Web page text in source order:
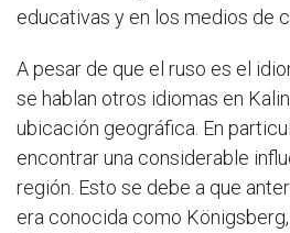
educativas y en los medios de
A pesar de que el ruso es el
se hablan otros idiomas en
ubicación geográfica. En
encontrar una considerable
región. Esto se debe a que
era conocida como Königsberg,